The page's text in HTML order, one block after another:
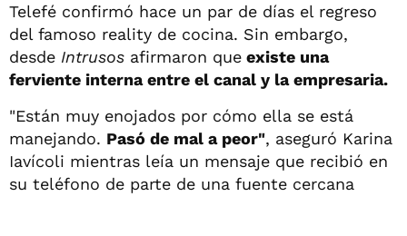
Telefé confirmó hace un par de días el regreso
del famoso reality de cocina. Sin embargo,
desde Intrusos afirmaron que existe una
ferviente interna entre el canal y la empresaria.
"Están muy enojados por cómo ella se está
manejando. Pasó de mal a peor", aseguró Karina
Iavícoli mientras leía un mensaje que recibió en
su teléfono de parte de una fuente cercana